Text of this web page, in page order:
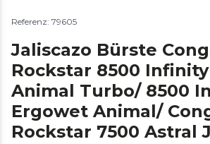
Referenz: 79605
Jaliscazo Bürste
Rockstar 8500
Animal Turbo/ 8500
Ergowet Animal/
Rockstar 7500 Astral